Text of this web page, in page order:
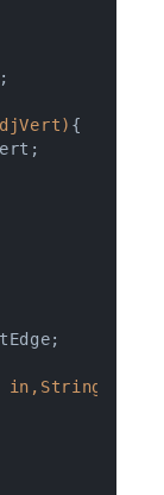
{
in,String data)